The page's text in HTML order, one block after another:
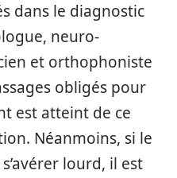
dans le diagnostic
neuro-
et orthophoniste
obligés pour
est atteint de ce
Néanmoins, si le
lourd, il est